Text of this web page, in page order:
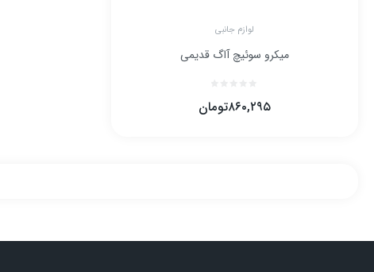
لوازم جانبی
میکرو سوئیچ آاگ قدیمی
تومان۸۶۰,۲۹۵